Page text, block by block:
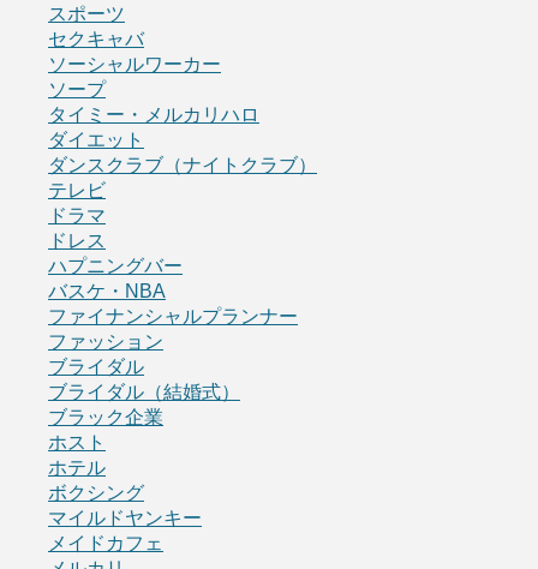
スポーツ
セクキャバ
ソーシャルワーカー
ソープ
タイミー・メルカリハロ
ダイエット
ダンスクラブ（ナイトクラブ）
テレビ
ドラマ
ドレス
ハプニングバー
バスケ・NBA
ファイナンシャルプランナー
ファッション
ブライダル
ブライダル（結婚式）
ブラック企業
ホスト
ホテル
ボクシング
マイルドヤンキー
メイドカフェ